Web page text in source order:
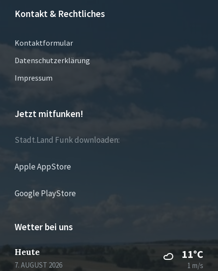
Kontakt & Rechtliches
Kontaktformular
Datenschutzerklärung
Impressum
Jetzt mitfunken!
Stadt.Land Funk downloaden:
Apple AppStore
Google PlayStore
Wetter bei uns
Heute
7. AUGUST 2026
11°C
1 m/s